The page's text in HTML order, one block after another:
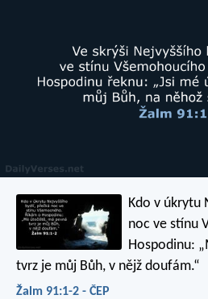
Kdo v úkrytu
noc ve stínu
Hospodinu:
tvrz je můj Bůh, v nějž doufám.“
Žalm 91:1-2 - ČEP